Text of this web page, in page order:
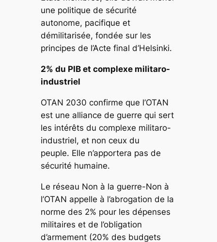
une politique de sécurité
autonome, pacifique et
démilitarisée, fondée sur les
principes de l’Acte final d’Helsinki.
2% du PIB et complexe militaro-
industriel
OTAN 2030 confirme que l’OTAN
est une alliance de guerre qui sert
les intérêts du complexe militaro-
industriel, et non ceux du
peuple. Elle n’apportera pas de
sécurité humaine.
Le réseau Non à la guerre-Non à
l’OTAN appelle à l’abrogation de la
norme des 2% pour les dépenses
militaires et de l’obligation
d’armement (20% des budgets